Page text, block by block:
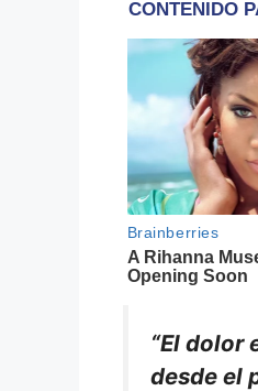
“El dolor
desde el